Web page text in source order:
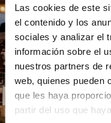
Las cookies de este
el contenido y los
sociales y analizar el
información sobre el
nuestros partners de
web, quienes pueden
que les haya
partir del uso que